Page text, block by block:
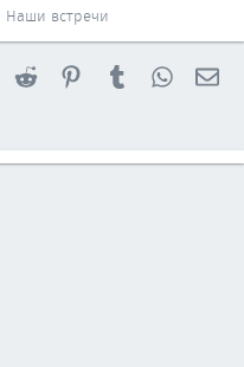
Наши встречи
Reddit PinterestTumblr